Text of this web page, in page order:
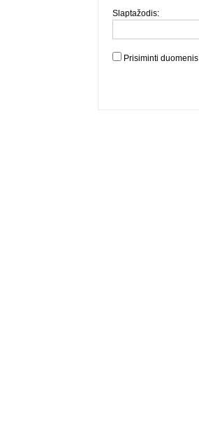
Slaptažodis:
Prisiminti duomenis